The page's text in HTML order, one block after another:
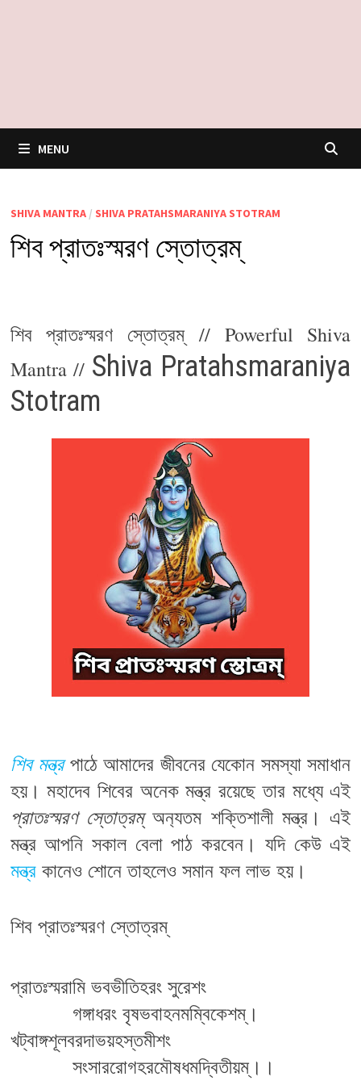
MENU
SHIVA MANTRA/ SHIVA PRATAHSMARANIYA STOTRAM
শিব প্রাতঃস্মরণ স্তোত্রম্
শিব প্রাতঃস্মরণ স্তোত্রম্ // Powerful Shiva
Mantra // Shiva Pratahsmaraniya
Stotram
শিব মন্ত্র পাঠে আমাদের জীবনের যেকোন সমস্যা সমাধান
হয়। মহাদেব শিবের অনেক মন্ত্র রয়েছে তার মধ্যে এই
প্রাতঃস্মরণ স্তোত্রম্ অন‍্যতম শক্তিশালী মন্ত্র। এই
মন্ত্র আপনি সকাল বেলা পাঠ করবেন। যদি কেউ এই
মন্ত্র কানেও শোনে তাহলেও সমান ফল লাভ হয়।
শিব প্রাতঃস্মরণ স্তোত্রম্
প্রাতঃস্মরামি ভবভীতিহরং সুরেশং
গঙ্গাধরং বৃষভবাহনমম্বিকেশম্।
খট্বাঙ্গশূলবরদাভয়হস্তমীশং
সংসাররোগহরমৌষধমদ্বিতীয়ম্।।